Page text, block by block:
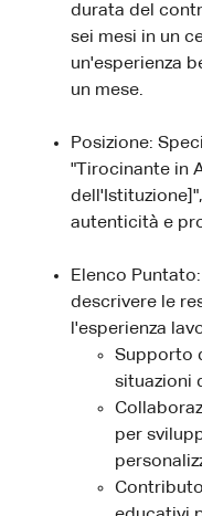
durata del
sei mesi in un
un'esperienza
un mese.
Posizione:
"Tirocinante in
autenticità e
Elenco
descrivere le
l'esperienza
Supporto
situazioni
per